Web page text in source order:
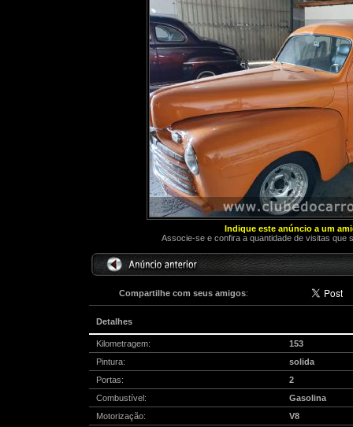
Indique este anúncio a um
Associe-se e confira a quantidade de visitas que
Compartilhe com seus amigos:
Detalhes
Kilometragem:
153
Pintura:
solida
Portas:
2
Combustível:
Gasolina
Motorização:
V8